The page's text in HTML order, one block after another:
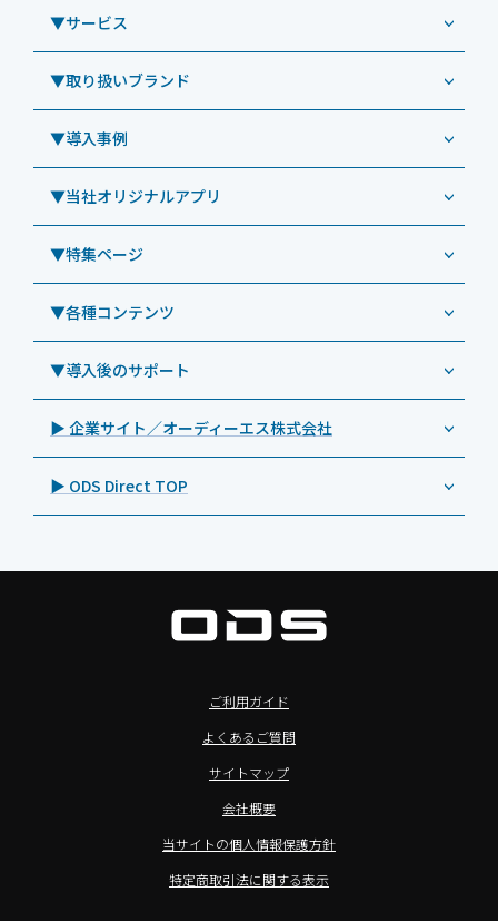
業務用タブレット
Windowsタブレット TW2A-NF9LTA
Windowsタブレット TW2A-N9LTA
Windowsタブレット TW2A-N9LT
Windowsタブレット TW2A-E9LT
Androidタブレット TA2C-NF8
Androidタブレット TA2C-NF8BL
Androidタブレット TA2C-CS8
Androidタブレット TA2C-CS8BL
Androidタブレット TA2C-DR94G
Androidタブレット TA2C-M8AC
Androidタブレット TA2C-M8
デジタルホワイトボード／電子黒板
▼サービス
コールセンター
CRMシステム「カイゼンコール」
リペアサービス
教育機関向けiPad修理パック
社内ヘルプデスク代行サービス
教育機関向けiPad管理運用パック
教育機関向けICT支援ソリューション
教育機関向けネットワーク機器導入保守
キッティング
自治体向けDXソリューションサービス
法人向けiPad修理＆デバイス買取サービス
▼取り扱いブランド
ODS（オーディーエス）
LG（エルジー）
ViewSonic（ビューソニック）
PHILIPS（フィリップス）
DynaScan（ダイナスキャン）
SAMSUNG（サムスン）
Goodview（グッドビュー）
Cloudpoint（クラウドポイント）
BenQ（ベンキュー）
Magconn（マグコン）
BIAMP ／ Apart Audio（バイアンプ）
SpeakerCraft（スピーカークラフト）
AURORA（オーロラ）
▼導入事例
導入事例（業務用タブレット、デジタルサイネージほか）
事例：業務用タブレット端末
事例：業務用サイネージ・プロジェクター
事例：業務用オーディオ・その他AV機器
事例：サービス
▼当社オリジナルアプリ
業務効率化アプリ「NFCオプティマイザー」
サポート支援アプリ「ログ送信アプリ」
MDMアプリ「Tablet Control」
▼特集ページ
業務用タブレット
>特長1：USB Type-Aポート
>特長2：microHDMIポート
>特長3：AC常時給電タイプ
>飲食向けタブレット
>ホテル向けタブレット
>NFCタブレット
>Windowsタブレット
オーディーエスが選ばれる理由
Windows IoT Enterprise LTSC
TA2C-DR9シリーズ_オリジナル機能
TA2C-CS8_カスタマイズメニュー
簡単カスタム設定ツール「EZTools」
▼各種コンテンツ
特集記事
製品カタログ
プレスリリース
製品写真
▼導入後のサポート
オーディーエスPCカスタマーセンター
▶ 企業サイト／オーディーエス株式会社
▶ ODS Direct TOP
ご利用ガイド
よくあるご質問
サイトマップ
会社概要
当サイトの個人情報保護方針
特定商取引法に関する表示